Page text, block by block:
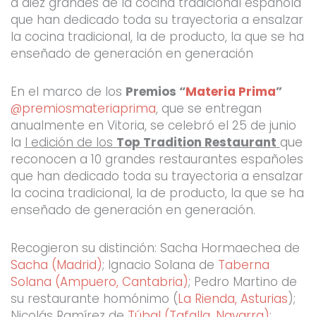
que han dedicado toda su trayectoria a ensalzar
la cocina tradicional, la de producto, la que se ha
enseñado de generación en generación
En el marco de los Premios “Materia Prima”
@premiosmateriaprima, que se entregan
anualmente en Vitoria, se celebró el 25 de junio
la I edición de los Top Tradition Restaurant que
reconocen a 10 grandes restaurantes españoles
que han dedicado toda su trayectoria a ensalzar
la cocina tradicional, la de producto, la que se ha
enseñado de generación en generación.
Recogieron su distinción: Sacha Hormaechea de
Sacha (Madrid); Ignacio Solana de Taberna
Solana (Ampuero, Cantabria); Pedro Martino de
su restaurante homónimo (La Rienda, Asturias);